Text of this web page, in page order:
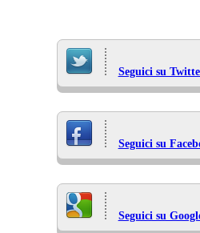
Seguici su
Seguici su
Seguici su